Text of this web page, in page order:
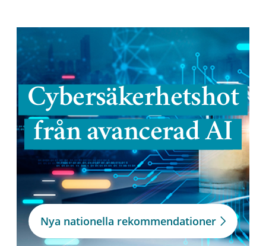
Cybersäkerhetshot
från avancerad AI
Nya nationella rekommendationer